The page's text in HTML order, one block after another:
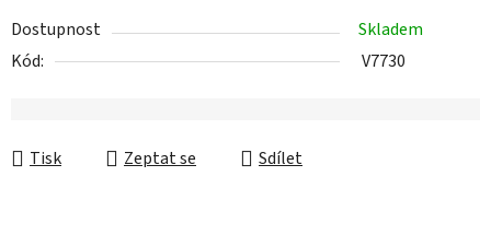
Dostupnost
Skladem
Kód:
V7730
Tisk Zeptat se Sdílet